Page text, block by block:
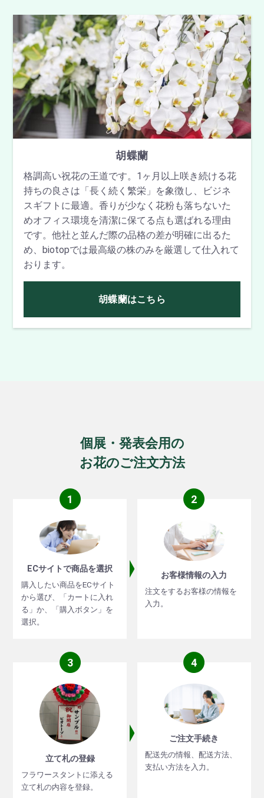
胡蝶蘭
格調高い祝花の王道です。1ヶ月以上咲き続ける花
持ちの良さは「長く続く繁栄」を象徴し、ビジネ
スギフトに最適。香りが少なく花粉も落ちないた
めオフィス環境を清潔に保てる点も選ばれる理由
です。他社と並んだ際の品格の差が明確に出るた
め、biotopでは最高級の株のみを厳選して仕入れて
おります。
胡蝶蘭はこちら
個展・発表会用の
お花のご注文方法
1
ECサイトで商品を選択
購入したい商品をECサイト
から選び、「カートに入れ
る」か、「購入ボタン」を
選択。
2
お客様情報の入力
注文をするお客様の情報を
入力。
3
立て札の登録
フラワースタントに添える
立て札の内容を登録。
4
ご注文手続き
配送先の情報、配送方法、
支払い方法を入力。